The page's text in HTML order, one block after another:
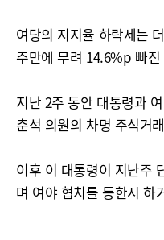
여당의 지지율 하락세는
주만에 무려 14.6%p 빠
지난 2주 동안 대통령과
춘석 의원의 차명 주식거
이후 이 대통령이 지난주
며 여야 협치를 등한시 하